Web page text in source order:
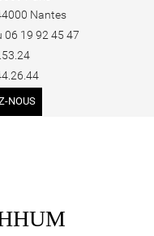
Nantes
06 19 92 45 47
NOUS